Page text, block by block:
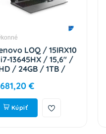
LOQ / 15IRX10
13645HX / 15,6" /
/ 24GB / 1TB /
/ 2R€
Kúpiť